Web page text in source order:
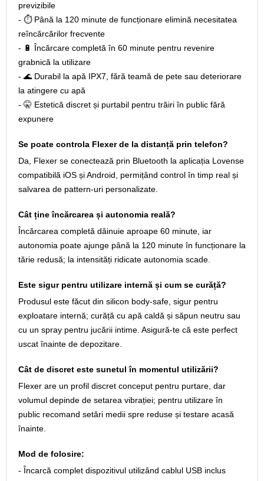
previzibile
- ⏱️ Până la 120 minute de funcționare elimină necesitatea
reîncărcărilor frecvente
- 🔋 Încărcare completă în 60 minute pentru revenire
grabnică la utilizare
- 🌊 Durabil la apă IPX7, fără teamă de pete sau deteriorare
la atingere cu apă
- 🤫 Estetică discret și purtabil pentru trăiri în public fără
expunere
Se poate controla Flexer de la distanță prin telefon?
Da, Flexer se conectează prin Bluetooth la aplicația Lovense
compatibilă iOS și Android, permițând control în timp real și
salvarea de pattern-uri personalizate.
Cât ține încărcarea și autonomia reală?
Încărcarea completă dăinuie aproape 60 minute, iar
autonomia poate ajunge până la 120 minute în funcționare la
tărie redusă; la intensități ridicate autonomia scade.
Este sigur pentru utilizare internă și cum se curăță?
Produsul este făcut din silicon body-safe, sigur pentru
exploatare internă; curăță cu apă caldă și săpun neutru sau
cu un spray pentru jucării intime. Asigură-te că este perfect
uscat înainte de depozitare.
Cât de discret este sunetul în momentul utilizării?
Flexer are un profil discret conceput pentru purtare, dar
volumul depinde de setarea vibrației; pentru utilizare în
public recomand setări medii spre reduse și testare acasă
înainte.
Mod de folosire:
- Încarcă complet dispozitivul utilizând cablul USB inclus